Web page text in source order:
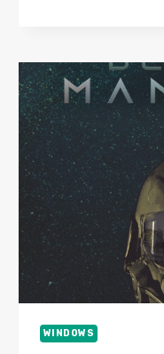
СКАЧАТЬ
ТОРРЕНТ
ЛИЦЕНЗИЯ
WINDOWS